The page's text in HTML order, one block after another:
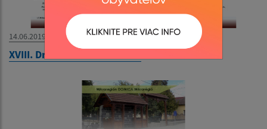
14.06.2019
XVIII. Dni obce Plešivec 2019